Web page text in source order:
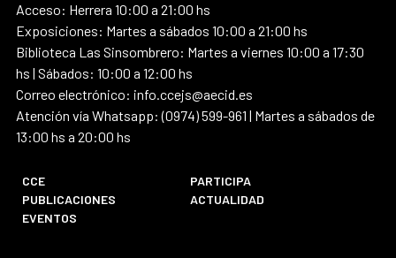
Acceso: Herrera 10:00 a 21:00 hs
Exposiciones: Martes a sábados 10:00 a 21:00 hs
Biblioteca Las Sinsombrero: Martes a viernes 10:00 a 17:30
hs | Sábados: 10:00 a 12:00 hs
Correo electrónico: info.ccejs@aecid.es
Atención vía Whatsapp: (0974) 599-961 | Martes a sábados de
13:00 hs a 20:00 hs
CCE
PARTICIPA
PUBLICACIONES
ACTUALIDAD
EVENTOS